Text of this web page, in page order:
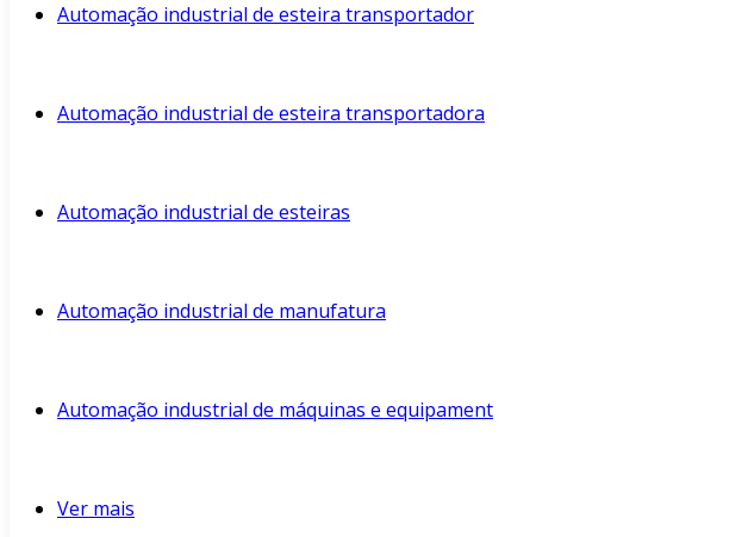
Automação industrial de esteira transportador
Automação industrial de esteira transportadora
Automação industrial de esteiras
Automação industrial de manufatura
Automação industrial de máquinas e equipament
Ver mais